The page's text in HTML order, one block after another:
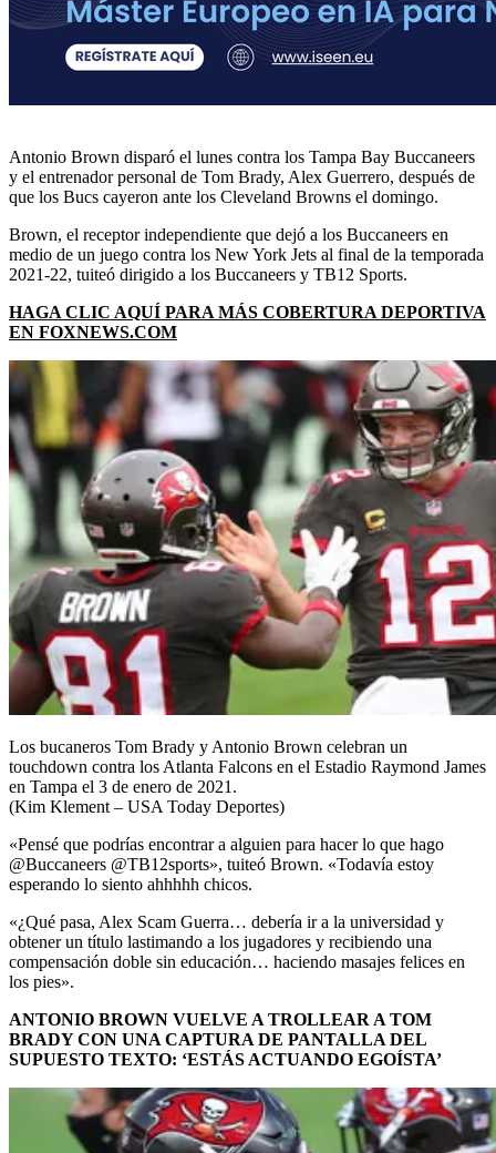
Antonio Brown disparó el lunes contra los Tampa Bay Buccaneers
y el entrenador personal de Tom Brady, Alex Guerrero, después de
que los Bucs cayeron ante los Cleveland Browns el domingo.
Brown, el receptor independiente que dejó a los Buccaneers en
medio de un juego contra los New York Jets al final de la temporada
2021-22, tuiteó dirigido a los Buccaneers y TB12 Sports.
HAGA CLIC AQUÍ PARA MÁS COBERTURA DEPORTIVA
EN FOXNEWS.COM
Los bucaneros Tom Brady y Antonio Brown celebran un
touchdown contra los Atlanta Falcons en el Estadio Raymond James
en Tampa el 3 de enero de 2021.
(Kim Klement – USA Today Deportes)
«Pensé que podrías encontrar a alguien para hacer lo que hago
@Buccaneers @TB12sports», tuiteó Brown. «Todavía estoy
esperando lo siento ahhhhh chicos.
«¿Qué pasa, Alex Scam Guerra… debería ir a la universidad y
obtener un título lastimando a los jugadores y recibiendo una
compensación doble sin educación… haciendo masajes felices en
los pies».
ANTONIO BROWN VUELVE A TROLLEAR A TOM
BRADY CON UNA CAPTURA DE PANTALLA DEL
SUPUESTO TEXTO: ‘ESTÁS ACTUANDO EGOÍSTA’